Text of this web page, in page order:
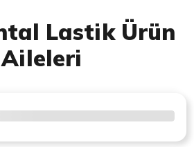
Lastik Ürün
Aileleri